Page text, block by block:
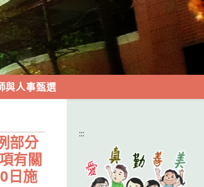
與人事甄選
部分
有關
日施
:::